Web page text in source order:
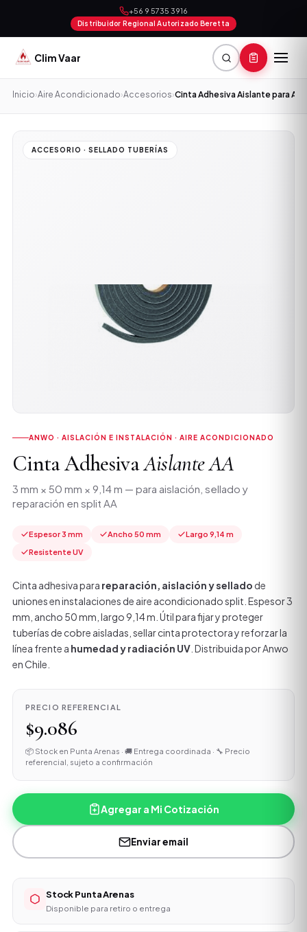
+56 9 5735 3916
Distribuidor Regional Autorizado Beretta
Clim Vaar
Inicio›Aire Acondicionado›Accesorios›Cinta Adhesiva Aislante para
ACCESORIO · SELLADO TUBERÍAS
ANWO · AISLACIÓN E INSTALACIÓN · AIRE ACONDICIONADO
Cinta AdhesivaAislante AA
3 mm × 50 mm × 9,14 m — para aislación, sellado y
reparación en split AA
Espesor 3 mm Ancho 50 mm
Largo 9,14 m
Resistente UV
Cinta adhesiva para reparación, aislación y sellado de
uniones en instalaciones de aire acondicionado split. Espesor 3
mm, ancho 50 mm, largo 9,14 m. Útil para fijar y proteger
tuberías de cobre aisladas, sellar cinta protectora y reforzar la
línea frente a humedad y radiación UV . Distribuida por Anwo
en Chile.
PRECIO REFERENCIAL
$9.086
📦 Stock en Punta Arenas · 🚚 Entrega coordinada · 🔧 Precio
referencial, sujeto a confirmación
Agregar a Mi Cotización
Enviar email
Stock Punta Arenas
Disponible para retiro o entrega